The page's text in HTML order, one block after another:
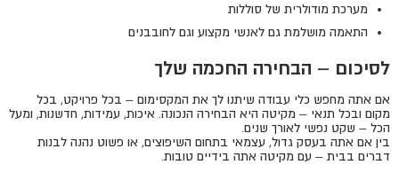
מערכת מודולרית של סוללות
התאמה מושלמת גם לאנשי מקצוע וגם לחובבנים
לסיכום – הבחירה החכמה שלך
אם אתה מחפש כלי עבודה שיתנו לך את המקסימום – בכל פרויקט, בכל
מקום ובכל תנאי – מקיטה היא הבחירה הנכונה. איכות, עמידות, חדשנות, ומעל
הכל – שקט נפשי לאורך שנים.
בין אם אתה בעסק גדול, עצמאי בתחום השיפוצים, או פשוט נהנה לבנות
דברים בבית – עם מקיטה אתה בידיים טובות.